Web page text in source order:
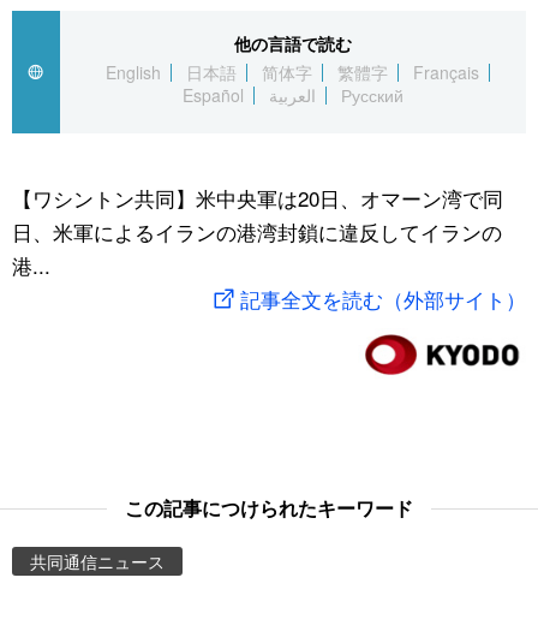
Русский
経済・ビジネス
国際
文化
トップ
アーカイブ
In-depth
Japan Data
動画/Live
People
スポーツ・東京2020
他の言語で読む
English
日本語 简体字 繁體字
Français
Español
العربية Русский
【ワシントン共同】米中央軍は20日、オマーン湾で同
日、米軍によるイランの港湾封鎖に違反してイランの
港...
記事全文を読む（外部サイト）
この記事につけられたキーワード
共同通信ニュース